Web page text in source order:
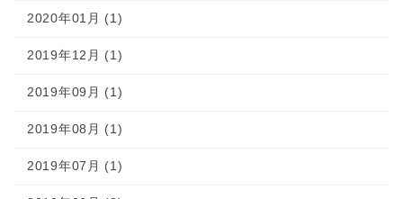
2020年01月 (1)
2019年12月 (1)
2019年09月 (1)
2019年08月 (1)
2019年07月 (1)